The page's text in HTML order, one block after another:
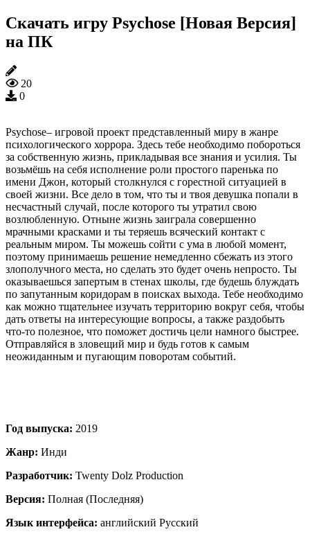
Скачать игру Psychose [Новая Версия]
на ПК
20
0
Psychose– игровой проект представленный миру в жанре
психологического хоррора. Здесь тебе необходимо побороться
за собственную жизнь, прикладывая все знания и усилия. Ты
возьмёшь на себя исполнение роли простого паренька по
имени Джон, который столкнулся с горестной ситуацией в
своей жизни. Все дело в том, что ты и твоя девушка попали в
несчастный случай, после которого ты утратил свою
возлюбленную. Отныне жизнь заиграла совершенно
мрачными красками и ты теряешь всяческий контакт с
реальным миром. Ты можешь сойти с ума в любой момент,
поэтому принимаешь решение немедленно сбежать из этого
злополучного места, но сделать это будет очень непросто. Ты
оказываешься запертым в стенах школы, где будешь блуждать
по запутанным коридорам в поисках выхода. Тебе необходимо
как можно тщательнее изучать территорию вокруг себя, чтобы
дать ответы на интересующие вопросы, а также раздобыть
что-то полезное, что поможет достичь цели намного быстрее.
Отправляйся в зловещий мир и будь готов к самым
неожиданным и пугающим поворотам событий.
Год выпуска: 2019
Жанр: Инди
Разработчик: Twenty Dolz Production
Версия: Полная (Последняя)
Язык интерфейса: английский Русский